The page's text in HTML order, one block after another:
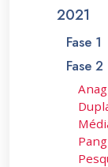
2021
Fase 1
Fase 2